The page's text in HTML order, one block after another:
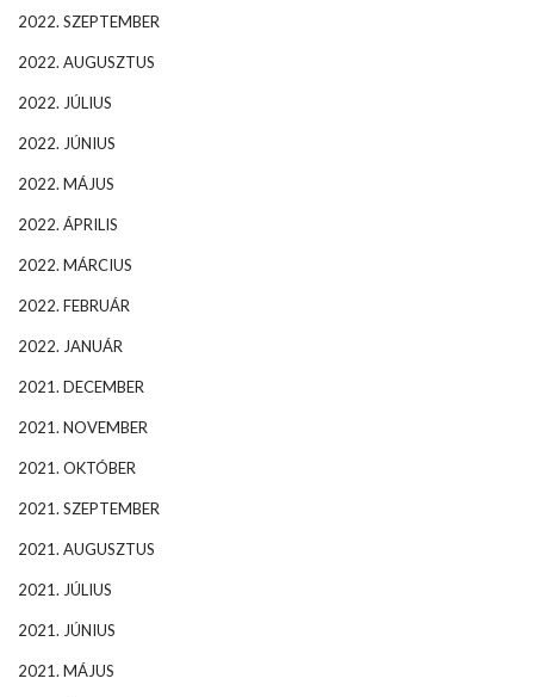
2022. SZEPTEMBER
2022. AUGUSZTUS
2022. JÚLIUS
2022. JÚNIUS
2022. MÁJUS
2022. ÁPRILIS
2022. MÁRCIUS
2022. FEBRUÁR
2022. JANUÁR
2021. DECEMBER
2021. NOVEMBER
2021. OKTÓBER
2021. SZEPTEMBER
2021. AUGUSZTUS
2021. JÚLIUS
2021. JÚNIUS
2021. MÁJUS